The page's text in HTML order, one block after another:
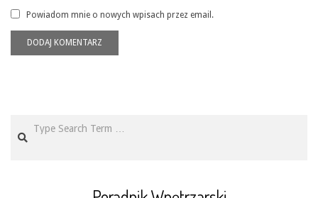
Powiadom mnie o nowych wpisach przez email.